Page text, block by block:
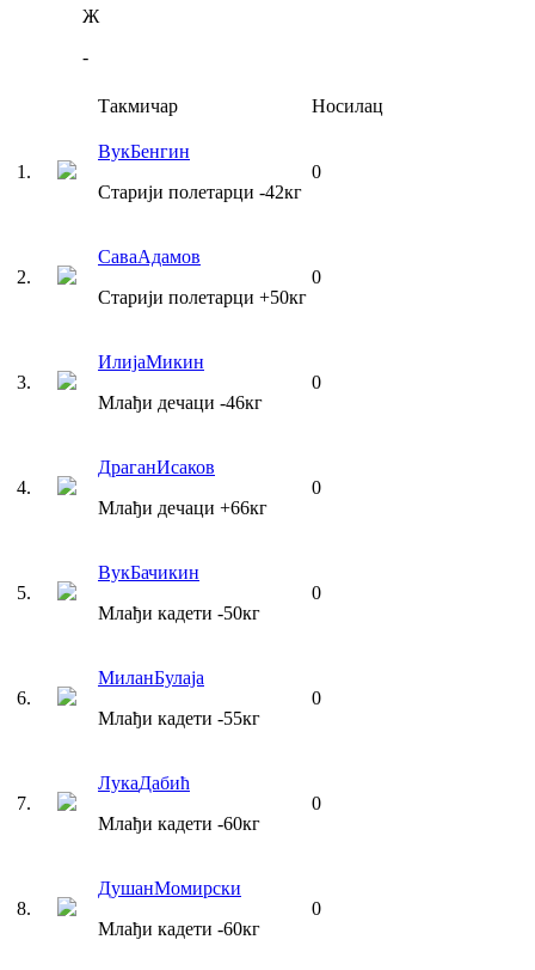
Ж
-
Такмичар Носилац
1 .
ВукБенгин
Старији полетарци -42кг
0
2.
СаваАдамов
Старији полетарци +50кг
0
3.
ИлијаМикин
Млађи дечаци -46кг
0
4.
ДраганИсаков
Млађи дечаци +66кг
0
5.
ВукБачикин
Млађи кадети -50кг
0
6.
МиланБулаја
Млађи кадети -55кг
0
7.
ЛукаДабић
Млађи кадети -60кг
0
8.
ДушанМомирски
Млађи кадети -60кг
0